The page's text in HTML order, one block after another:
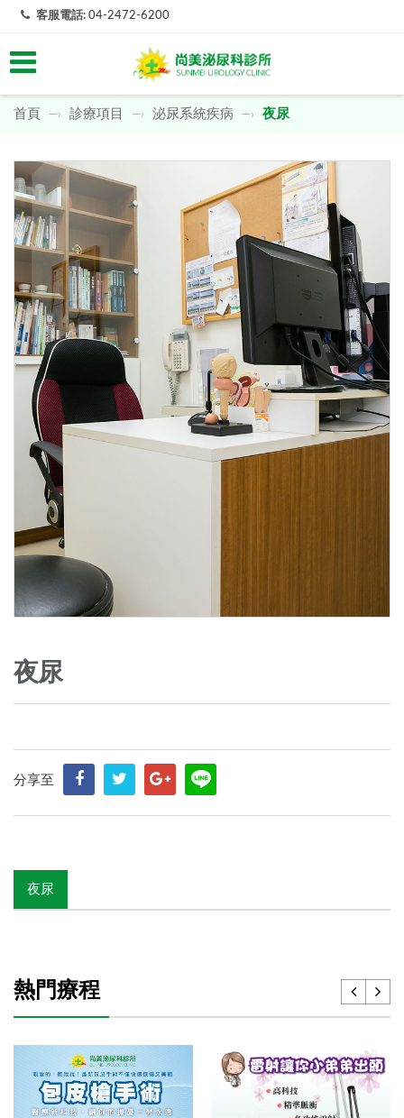
客服電話: 04-2472-6200
首頁 —› 診療項目 —› 泌尿系統疾病 —› 夜尿
夜尿
分享至
夜尿
熱門療程